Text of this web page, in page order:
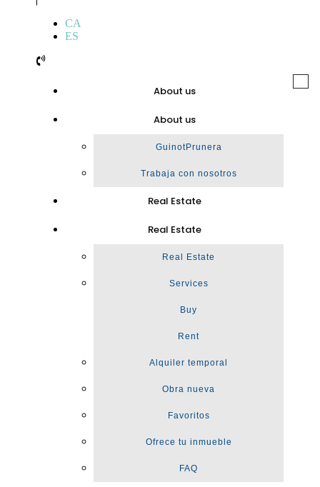
CA
ES
About us
About us
GuinotPrunera
Trabaja con nosotros
Real Estate
Real Estate
Real Estate
Services
Buy
Rent
Alquiler temporal
Obra nueva
Favoritos
Ofrece tu inmueble
FAQ